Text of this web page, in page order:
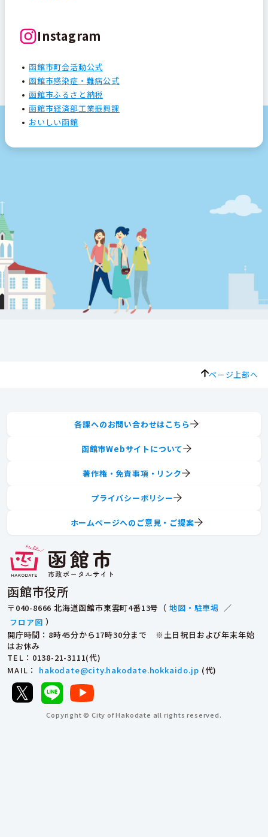
Instagram
函館市町会活動公式
函館市感染症・難病公式
函館市ふるさと納税
函館市経済部工業振興課
おいしい函館
ページ上部へ
函館市役所
〒040-8666 北海道函館市東雲町4番13号（ 地図・駐車場 ／
フロア図 ）
開庁時間：8時45分から17時30分まで ※土日祝日および年末年始
はお休み
TEL ：0138-21-3111(代)
MAIL ： hakodate@city.hakodate.hokkaido.jp (代)
各課へのお問い合わせはこちら
函館市Webサイトについて
著作権・免責事項・リンク
プライバシーポリシー
ホームページへのご意見・ご提案
Copyright © City of Hakodate all rights reserved.